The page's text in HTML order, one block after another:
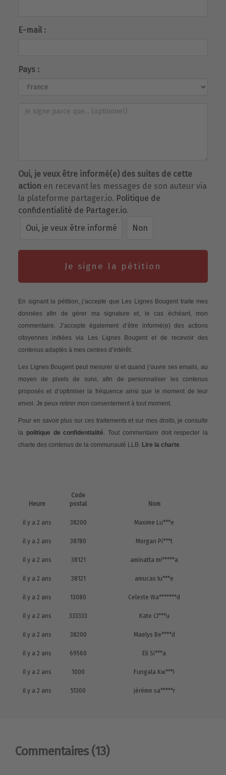
E-mail :
Pays :
Oui, je veux être informé(e) des suites de cette
action en recevant les messages de son auteur via
la plateforme partager.io. Politique de
confidentialité de Partager.io.
Oui, je veux être informé
Non
Je signe la pétition
En signant la pétition, j’accepte que Les Lignes Bougent traite mes
données afin de gérer ma signature et, le cas échéant, mon
commentaire. J’accepte également d’être informé(e) des actions
citoyennes initiées via Les Lignes Bougent et de recevoir des
contenus adaptés à mes centres d’intérêt.
Les Lignes Bougent peut mesurer si et quand j’ouvre ses emails, au
moyen de pixels de suivi, afin de personnaliser les contenus
proposés et d’optimiser la fréquence ainsi que le moment de leur
envoi. Je peux retirer mon consentement à tout moment.
Pour en savoir plus sur ces traitements et sur mes droits, je consulte
la politique de confidentialité. Tout commentaire doit respecter la
charte des contenus de la communauté LLB. Lire la charte.
Heure
Code
postal
Nom
il y a 2 ans 38200 Maxime Lu***e
il y a 2 ans 38780 Morgan Pi***t
il y a 2 ans 38121 aminatta mi*****a
il y a 2 ans 38121 amucas lu***e
il y a 2 ans 13080 Celeste Wa*******d
il y a 2 ans 333333 Kate Cl***u
il y a 2 ans 38200 Maelys Be****d
il y a 2 ans 69560 Eli Si***a
il y a 2 ans 1000 Fungala Kw***i
il y a 2 ans 51300 jéréme sa*****r
Commentaires (13)